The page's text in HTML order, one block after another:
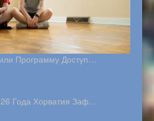
Программу Доступ…
Года Хорватия Заф…